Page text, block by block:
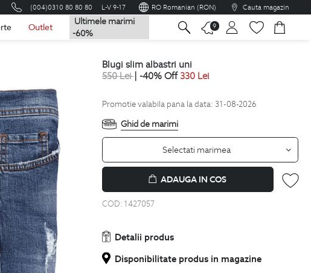
(004)0310 80 80 80 L-V 9-17 RO Romanian (RON) Cauta magazin
Outlet
Ultimele marimi
-60%
9
Romana
blugi slim albastri uni
550Lei| -40% Off 330 Lei
Promotie valabila pana la data: 31-08-2026
Ghid de marimi
Selectati marimea
ADAUGA IN COS
COD: 1427057
Detalii produs
Disponibilitate produs in magazine